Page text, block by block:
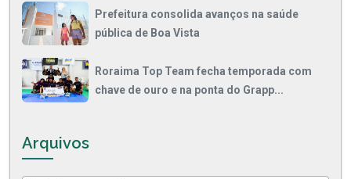
Prefeitura consolida avanços na saúde
pública de Boa Vista
Roraima Top Team fecha temporada com
chave de ouro e na ponta do Grapp...
Arquivos